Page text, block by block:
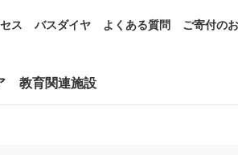
ス バスダイヤ よくある質問 ご寄付の
教育関連施設